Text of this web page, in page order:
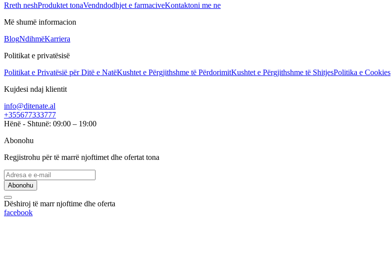
Rreth neshProduktet tonaVendndodhjet e farmaciveKontaktoni me ne
Më shumë informacion
BlogNdihmëKarriera
Politikat e privatësisë
Politikat e Privatësië për Ditë e NatëKushtet e Përgjithshme të PërdorimitKushtet e Përgjithshme të ShitjesPolitika e Cookies
Kujdesi ndaj klientit
info@ditenate.al
+355677333777
Hënë - Shtunë: 09:00 – 19:00
Abonohu
Regjistrohu për të marrë njoftimet dhe ofertat tona
Abonohu
Dëshiroj të marr njoftime dhe oferta
facebook